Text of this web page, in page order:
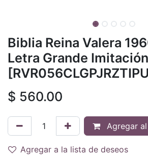
Biblia Reina Valera
Letra Grande
$ 560.00
Agregar
Agregar a la lista de deseos